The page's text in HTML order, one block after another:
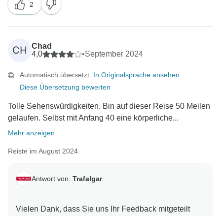
dafür, dass der Besuch mehrerer Städte und
Attraktionen in einem kurzen Zeitraum überwältigend
sein kann, und es ist ganz natürlich, dass man sich an
bestimmten Orten mehr Zeit wünscht. Wir nehmen Ihr
Feedback sehr ernst und unser Operationsteam wird
sehen, wie wir mehr freie Zeit an den wichtigen Orten,
die im Reiseplan aufgeführt sind, anbieten können.
Gast sind, und wir sind bemüht, Ihre Erfahrung so
2
CH
Chad
4,0
•September 2024
Automatisch übersetzt. In Originalsprache ansehen
Diese Übersetzung bewerten
Tolle Sehenswürdigkeiten. Bin auf dieser Reise 50 Meilen
gelaufen. Selbst mit Anfang 40 eine körperliche...
Mehr anzeigen
Reiste im August 2024
Antwort von: Trafalgar
Vielen Dank, dass Sie uns Ihr Feedback mitgeteilt